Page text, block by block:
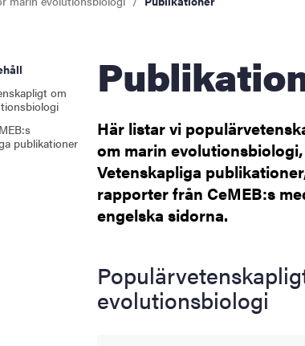
om
publikationer
Här listar vi
om marin
Vetenskapliga
rapporter från CeMEB:s
engelska sidorna.
evolutionsbiologi